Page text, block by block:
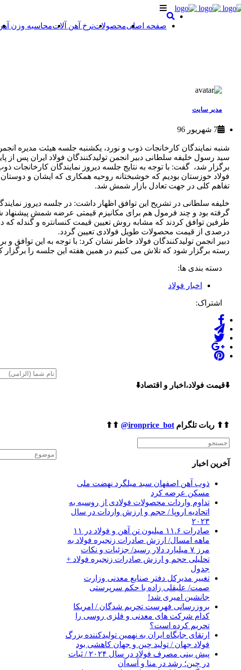
صفحه اصلیمحصولاتنرخ آهن آلاتمحاسبه وزن
مدیر سایت
7 شهریور 96
شنبه نمایندگان کارخانجات ذوب و نورد، یکشنبه جلسه هیئت مدیره
سید رسول خلیفه سلطانی دبیر انجمن تولیدکنندگان فولاد ایران پس
برگزار شد، گفت: با توجه به نتایج جلسه دیروز نمایندگان
فولاد خوزستان بودیم که خوشبختانه روحیه همکاری که ایشان و
تفاهم کلی در جهت تعادل بازار شمش شد.
خلیفه سلطانی در تشریح این توافق اظهار داشت: در جلسه دیروز
گرفته بود و چند فرمول هم برای مکانیزم قیمتی عرضه شمش پیشنهاد
طرفین توافق کردند که مشابه روش تعیین قیمت کنسانتره و
درصدی از قیمت محصولات طویل فولادی تعیین گردد.
دبیر انجمن تولیدکنندگان فولاد خاطر نشان کرد: با توجه به این
رسته برگزار شود که تلاش می کنیم در همین هفته این جلسه را برگزار
دسته بندی ها:
اخبار فولاد
اشتراک:
⬇️قیمت فولاد،اخبار و اقتصاد⬇️
⬆⬆ ربات تلگرام ironprice_bot@
⬆⬆
آخرین اخبار
ذوب آهن اصفهان سبد میلگرد نهضت ملی
مسکن عرضه کرد
تداوم واردات محصولات فولادی از روسیه به
اتحادیه اروپا / حجم و ارزش واردات در سال
۲۰۲۳
صادرات ۱۱.۶ میلیون تن آهن و فولاد در ۱۱
ماهه امسال/ ارزش صادرات زنجیره فولاد به
مرز ۷ میلیارد دلار رسید/ جزئیات و نکات
تحلیلی حجم و ارزش صادرات زنجیره فولاد +
جدول
تغییر مدیرکل دفتر صنایع معدنی وزارت
صمت/ علیقلی زاده با حکم سرپرستی
جانشین امیری شد!
بروزرسانی فهرست تحریم شدگان / امریکا
کدام شرکت ‌های معدنی و فلزی روسی را
تحریم کرده است؟
ارتقای جایگاه ایران به نهمین تولیدکننده بزرگ
فولاد جهان / تولید چین و جهان کاهشی بود
پیش بینی مصرف فولاد در سال ۲۰۲۴ / ثبات
در چین؛ رشد در منا و آسه‌آن